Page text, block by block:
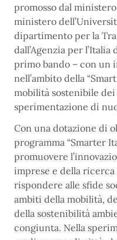
promosso dal
ministero
dipartimento per la
dall’Agenzia per
primo bando – con un
nell’ambito della
mobilità sostenibile
sperimentazione di
Con una dotazione di
programma “Smarter
promuovere
imprese e della
rispondere alle sfide
ambiti della mobilità,
della sostenibilità
congiunta. Nella